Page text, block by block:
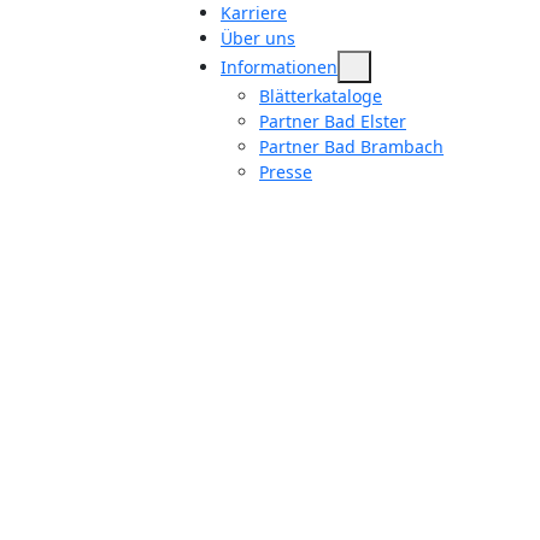
Karriere
Über uns
Informationen
Blätterkataloge
Partner Bad Elster
Partner Bad Brambach
Presse